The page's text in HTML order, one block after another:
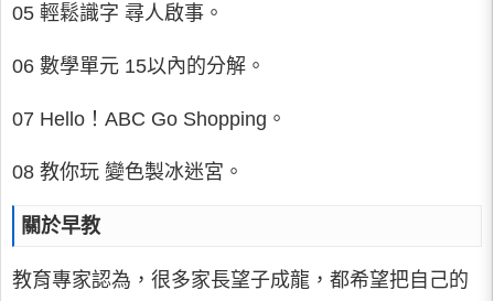
05 輕鬆識字 尋人啟事。
06 數學單元 15以內的分解。
07 Hello！ABC Go Shopping。
08 教你玩 變色製冰迷宮。
關於早教
教育專家認為，很多家長望子成龍，都希望把自己的